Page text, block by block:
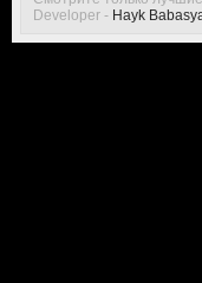
Developer - Hayk